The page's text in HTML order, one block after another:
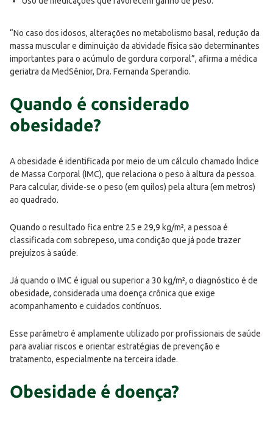
“No caso dos idosos, alterações no metabolismo basal, redução da
massa muscular e diminuição da atividade física são determinantes
importantes para o acúmulo de gordura corporal”, afirma a médica
geriatra da MedSênior, Dra. Fernanda Sperandio.
Quando é considerado
obesidade?
A obesidade é identificada por meio de um cálculo chamado Índice
de Massa Corporal (IMC), que relaciona o peso à altura da pessoa.
Para calcular, divide-se o peso (em quilos) pela altura (em metros)
ao quadrado.
Quando o resultado fica entre 25 e 29,9 kg/m², a pessoa é
classificada com sobrepeso, uma condição que já pode trazer
prejuízos à saúde.
Já quando o IMC é igual ou superior a 30 kg/m², o diagnóstico é de
obesidade, considerada uma doença crônica que exige
acompanhamento e cuidados contínuos.
Esse parâmetro é amplamente utilizado por profissionais de saúde
para avaliar riscos e orientar estratégias de prevenção e
tratamento, especialmente na terceira idade.
Obesidade é doença?